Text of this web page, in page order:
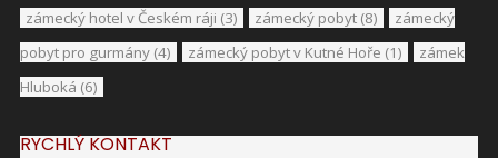
zámecký hotel v Českém ráji (3) zámecký pobyt (8)
zámecký
pobyt pro gurmány (4) zámecký pobyt v Kutné Hoře (1)
zámek
Hluboká (6)
RYCHLÝ KONTAKT